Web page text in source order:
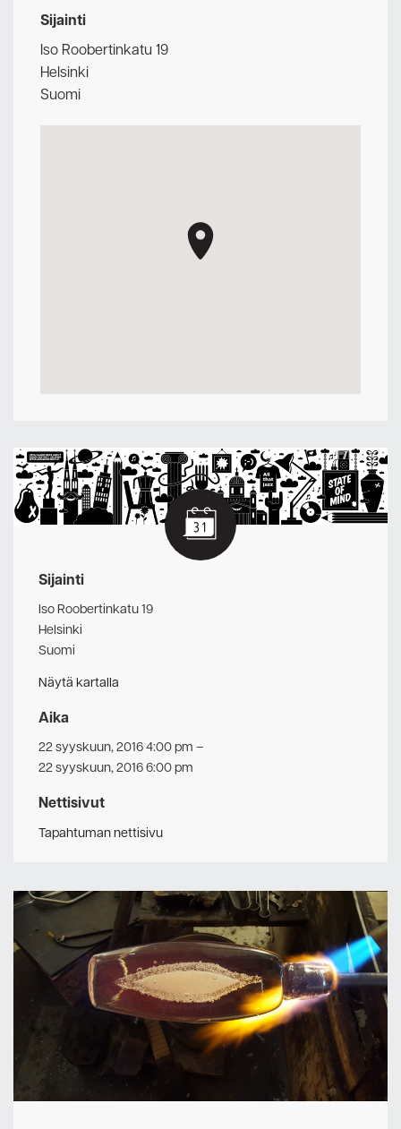
Sijainti
Iso Roobertinkatu 19
Helsinki
Suomi
Sijainti
Iso Roobertinkatu 19
Helsinki
Suomi
Näytä kartalla
Aika
22 syyskuun, 2016 4:00 pm –
22 syyskuun, 2016 6:00 pm
Nettisivut
Tapahtuman nettisivu